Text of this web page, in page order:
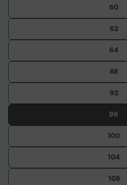
60
62
64
88
92
96
100
104
108